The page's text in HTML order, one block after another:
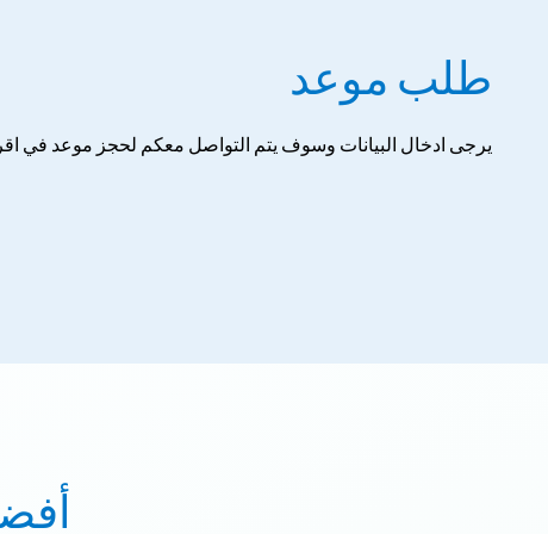
طلب موعد
يرجى ادخال البيانات وسوف يتم التواصل معكم لحجز موعد في